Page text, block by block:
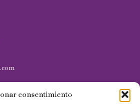
consentimiento
Acuña, 53, (35014) Las Palmas de